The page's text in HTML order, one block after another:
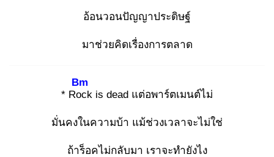
อ้อนวอนปัญญาประดิษฐ์
มาช่วยคิดเรื่องการตลาด
* Roc
Bm
k is dead แต่อพาร์ตเมนต์ไม่
มั่นคงในความบ้า แม้ช่วงเวลาจะไม่ใช่
ถ้าร็อคไม่กลับมา เราจะทำยังไง